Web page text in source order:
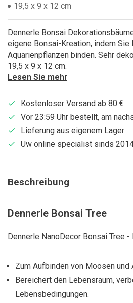
19,5 x 9 x 12 cm
Dennerle Bonsai
eigene Bonsai-Kreation, indem
Aquarienpflanzen binden. Sehr
19,5 x 9 x 12 cm.
Lesen Sie mehr
Kostenloser Versand ab 80 €
Vor 23:59 Uhr bestellt, am
Lieferung aus eigenem Lager
Uw online specialist sinds
Beschreibung
Dennerle Bonsai Tree
Dennerle NanoDecor Bonsai Tree
Zum Aufbinden von Moosen
Bereichert den Lebensraum,
Lebensbedingungen.